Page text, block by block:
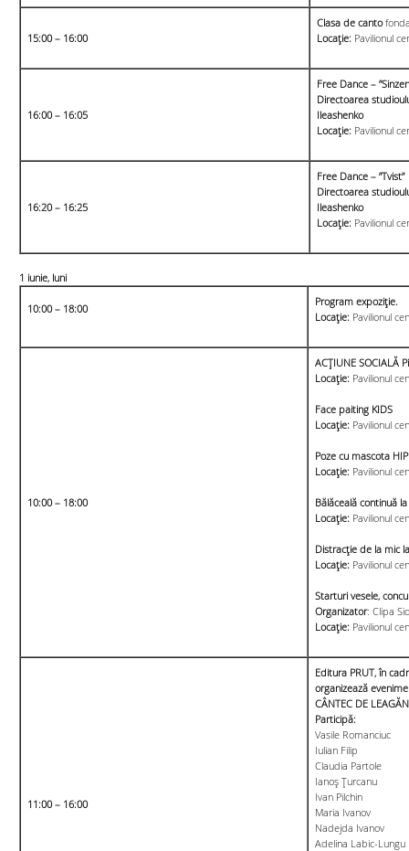
15:00 – 16:00
Clasa de canto
Locație: Pavilionul
16:00 – 16:05
Free Dance –
Directoarea
Ileashenko
Locație: Pavilionul
16:20 – 16:25
Free Dance – ”Tvist”
Directoarea
Ileashenko
Locație: Pavilionul
1 iunie, luni
10:00 – 18:00
Program expoziţie.
Locație: Pavilionul
10:00 – 18:00
ACȚIUNE SOCIALĂ
Locație: Pavilionul
Face paiting KIDS
Locație: Pavilionul
Poze cu mascota
Locație: Pavilionul
Bălăceală continuă
Locație: Pavilionul
Distracție de la mic
Locație: Pavilionul
Starturi vesele,
Organizator: Clipa
Locație: Pavilionul
11:00 – 16:00
Editura PRUT, în
organizează
CÂNTEC DE LEAGĂN
Participă:
Vasile Romanciuc
Iulian Filip
Claudia Partole
Ianoș Țurcanu
Ivan Pilchin
Maria Ivanov
Nadejda Ivanov
Adelina Labic-Lungu